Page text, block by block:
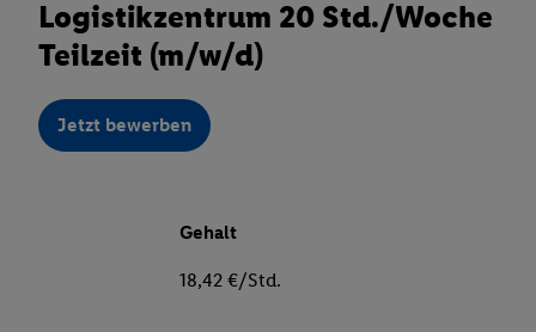
Logistikzentrum 20 Std./Woche
Teilzeit (m/w/d)
Jetzt bewerben
Gehalt
18,42 €/Std.